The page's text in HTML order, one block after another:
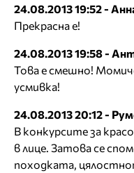
24.08.2013 19:52 -
Прекрасна е!
24.08.2013 19:58 -
Това е смешно!
усмивка!
24.08.2013 20:12 -
В конкурсите за
в лице. Затова се
походката,